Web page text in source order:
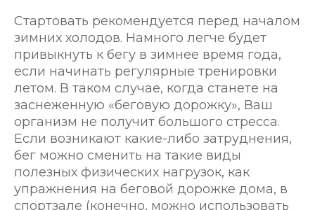
Стартовать рекомендуется перед началом
зимних холодов. Намного легче будет
привыкнуть к бегу в зимнее время года,
если начинать регулярные тренировки
летом. В таком случае, когда станете на
заснеженную «беговую дорожку», Ваш
организм не получит большого стресса.
Если возникают какие-либо затруднения,
бег можно сменить на такие виды
полезных физических нагрузок, как
упражнения на беговой дорожке дома, в
спортзале (конечно, можно использовать